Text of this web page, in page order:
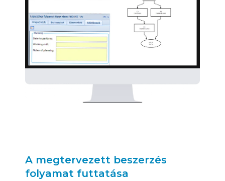
A megtervezett beszerzés
folyamat futtatása